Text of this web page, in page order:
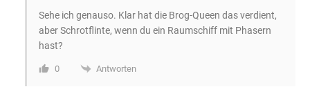
Sehe ich genauso. Klar hat die Brog-Queen das verdient,
aber Schrotflinte, wenn du ein Raumschiff mit Phasern
hast?
0 Antworten